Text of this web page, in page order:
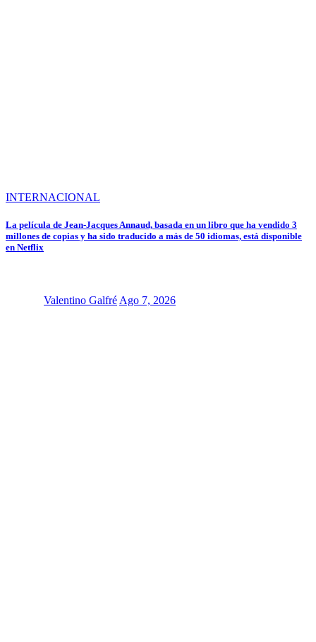
INTERNACIONAL
La película de Jean-Jacques Annaud, basada en un libro que ha vendido 3
millones de copias y ha sido traducido a más de 50 idiomas, está disponible
en Netflix
Valentino Galfré Ago 7, 2026